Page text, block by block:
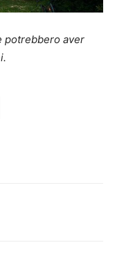
potrebbero aver